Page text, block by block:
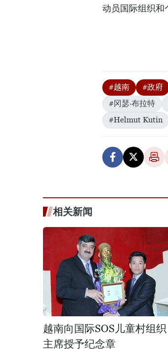
动员国际组织和
#越南 #政府
#冈瑟·布拉特
#Helmut Kutin
相关新闻
越南向国际SOS儿童村组织
主席授予纪念章